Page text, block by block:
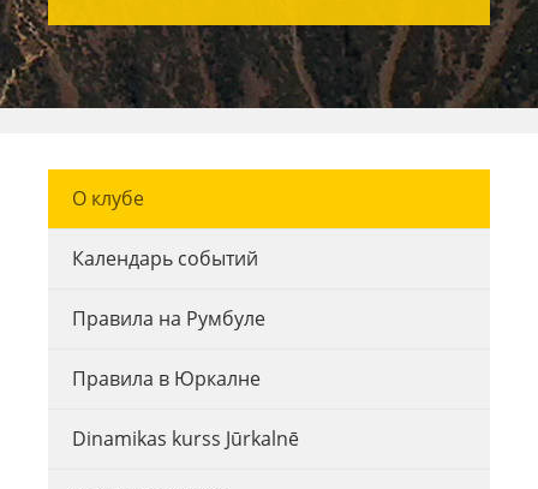
О клубе
Календарь событий
Правила на Румбуле
Правила в Юркалне
Dinamikas kurss Jūrkalnē